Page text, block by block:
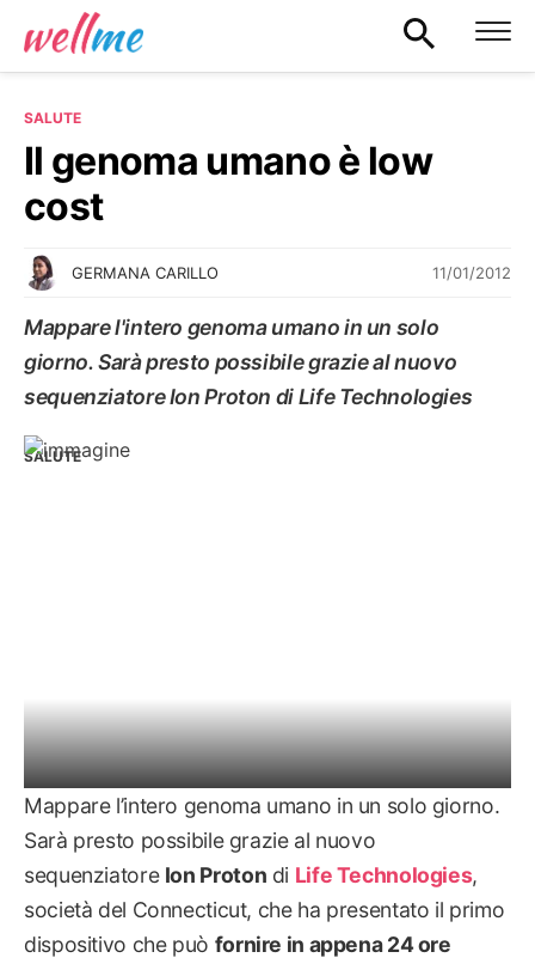
SALUTE
Il genoma umano è low
cost
GERMANA CARILLO 11/01/2012
Mappare l'intero genoma umano in un solo
giorno. Sarà presto possibile grazie al nuovo
sequenziatore Ion Proton di Life Technologies
SALUTE
Mappare l’intero genoma umano in un solo giorno.
Sarà presto possibile grazie al nuovo
sequenziatore Ion Proton di Life Technologies,
società del Connecticut, che ha presentato il primo
dispositivo che può fornire in appena 24 ore